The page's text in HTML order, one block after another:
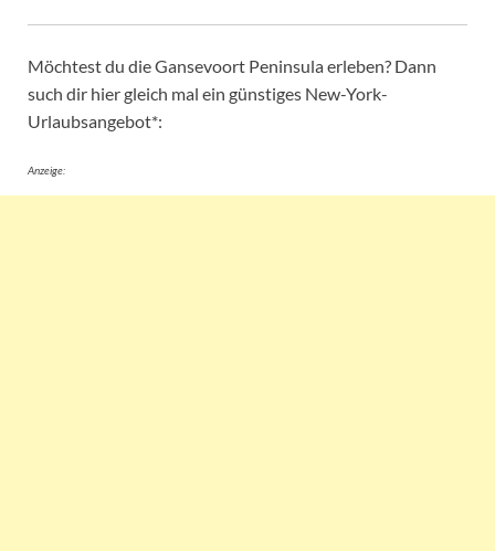
Möchtest du die Gansevoort Peninsula erleben? Dann
such dir hier gleich mal ein günstiges New-York-
Urlaubsangebot*:
Anzeige: